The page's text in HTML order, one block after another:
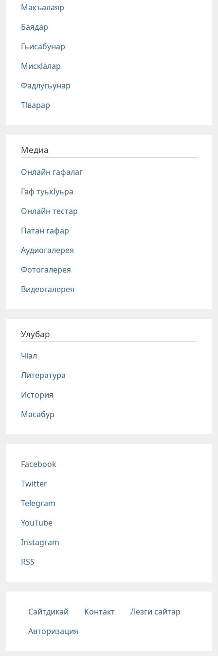
Макъалаяр
Баядар
Гьисабунар
Мискlалар
Фадлугьунар
Тlварар
Медиа
Онлайн гафалаг
Гаф туькIуьра
Онлайн тестар
Патан гафар
Аудиогалерея
Фотогалерея
Видеогалерея
Улубар
Чlал
Литература
История
Масабур
Соц сети
Facebook
Twitter
Telegram
YouTube
Instagram
RSS
Подвал
Сайтдикай Контакт
Лезги сайтар
Авторизация